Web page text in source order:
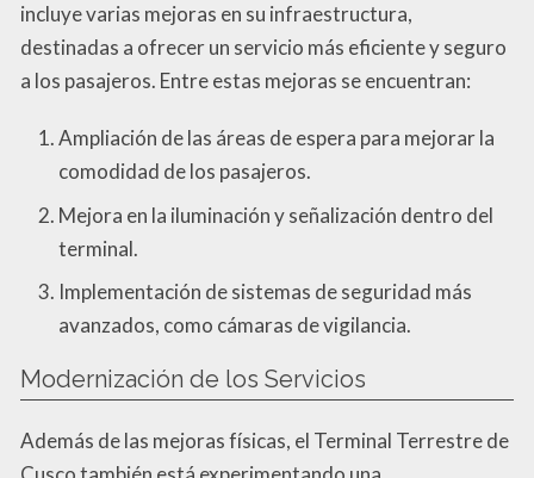
incluye varias mejoras en su infraestructura,
destinadas a ofrecer un servicio más eficiente y seguro
a los pasajeros. Entre estas mejoras se encuentran:
Ampliación de las áreas de espera para mejorar la
comodidad de los pasajeros.
Mejora en la iluminación y señalización dentro del
terminal.
Implementación de sistemas de seguridad más
avanzados, como cámaras de vigilancia.
Modernización de los Servicios
Además de las mejoras físicas, el Terminal Terrestre de